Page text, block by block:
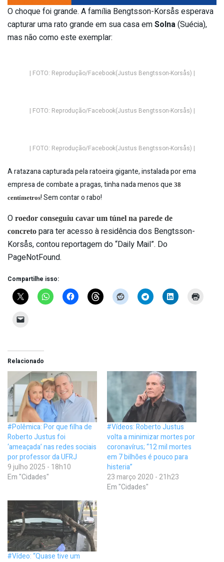
O choque foi grande. A família Bengtsson-Korsås esperava
capturar uma rato grande em sua casa emSolna(Suécia),
mas não como este exemplar:
| FOTO: Reprodução/Facebook(Justus Bengtsson-Korsås) |
| FOTO: Reprodução/Facebook(Justus Bengtsson-Korsås) |
| FOTO: Reprodução/Facebook(Justus Bengtsson-Korsås) |
A ratazana capturada pela ratoeira gigante, instalada por ema
empresa de combate a pragas, tinha nada menos que 38
centímetros! Sem contar o rabo!
O roedor conseguiu cavar um túnel na parede de
concreto para ter acesso à residência dos Bengtsson-
Korsås, contou reportagem do “Daily Mail”. Do
PageNotFound.
Compartilhe isso:
Relacionado
#Polêmica: Por que filha de
Roberto Justus foi
‘ameaçada’ nas redes sociais
por professor da UFRJ
9 julho 2025 - 18h10
Em "Cidades"
#Vídeos: Roberto Justus
volta a minimizar mortes por
coronavírus; “12 mil mortes
em 7 bilhões é pouco para
histeria”
23 março 2020 - 21h23
Em "Cidades"
#Vídeo: “Quase tive um